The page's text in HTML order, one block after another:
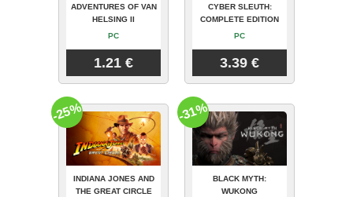
ADVENTURES OF VAN
HELSING II
PC
1.21 €
CYBER SLEUTH:
COMPLETE EDITION
PC
3.39 €
INDIANA JONES AND
THE GREAT CIRCLE
-25%
BLACK MYTH:
WUKONG
-31%